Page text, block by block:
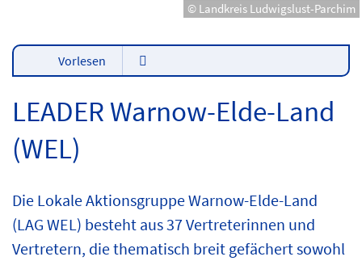
© Landkreis Ludwigslust-Parchim
Vorlesen
LEADER Warnow-Elde-Land
(WEL)
Die Lokale Aktionsgruppe Warnow-Elde-Land
(LAG WEL) besteht aus 37 Vertreterinnen und
Vertretern, die thematisch breit gefächert sowohl